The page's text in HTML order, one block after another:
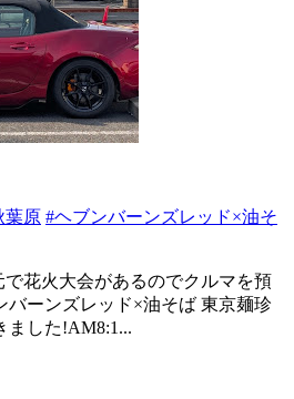
葉原 #ヘブンバーンズレッド×油そ
花火大会があるのでクルマを預
バーンズレッド×油そば 東京麺珍
ました!AM8:1...